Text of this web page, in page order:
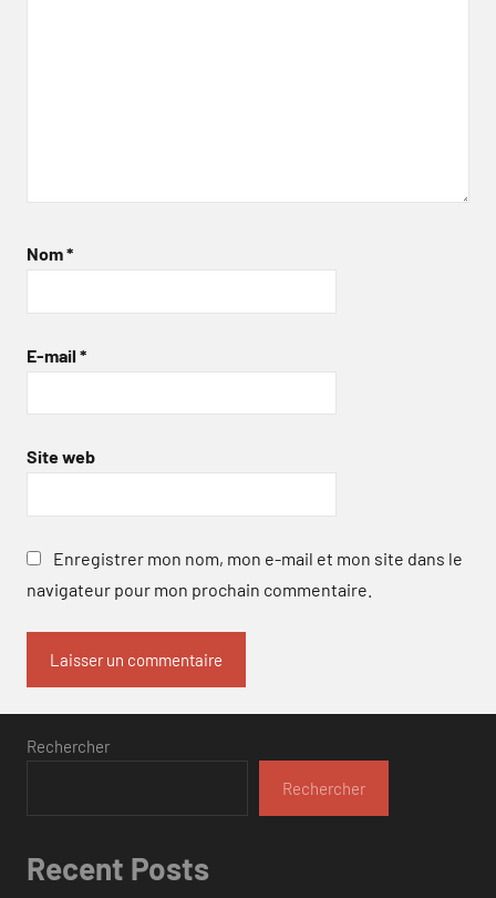
Nom*
E-mail *
Site web
Enregistrer mon nom, mon e-mail et mon site dans le
navigateur pour mon prochain commentaire.
Rechercher
Rechercher
Recent Posts